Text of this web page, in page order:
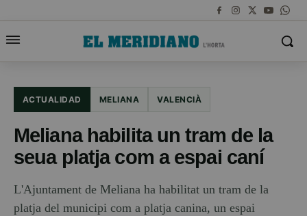
ACTUALIDAD MELIANA VALENCIÀ
Meliana habilita un tram de la
seua platja com a espai caní
L'Ajuntament de Meliana ha habilitat un tram de la
platja del municipi com a platja canina, un espai